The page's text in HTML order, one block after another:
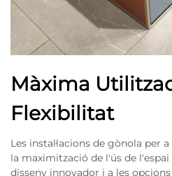
Màxima
Flexibilitat
Les instal·lacions de gònola per
la maximització de l'ús de l'espai
disseny innovador i a les